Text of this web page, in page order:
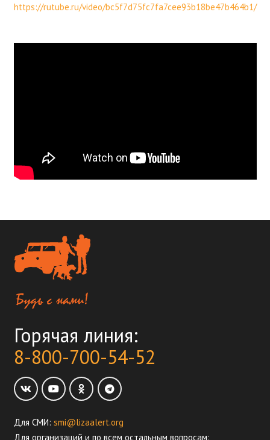
https://rutube.ru/video/bc5f7d75fc7fa7cee93b18be47b464b1/
Горячая линия:
8-800-700-54-52
Для СМИ: smi@lizaalert.org
Для организаций и по всем остальным вопросам: